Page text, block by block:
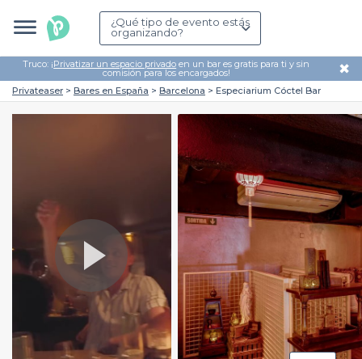
¿Qué tipo de evento estás
organizando?
Truco: ¡Privatizar un espacio privado en un bar es gratis para ti y sin
comisión para los encargados! ✖
Privateaser Bares en España Barcelona Especiarium Cóctel Bar
Play